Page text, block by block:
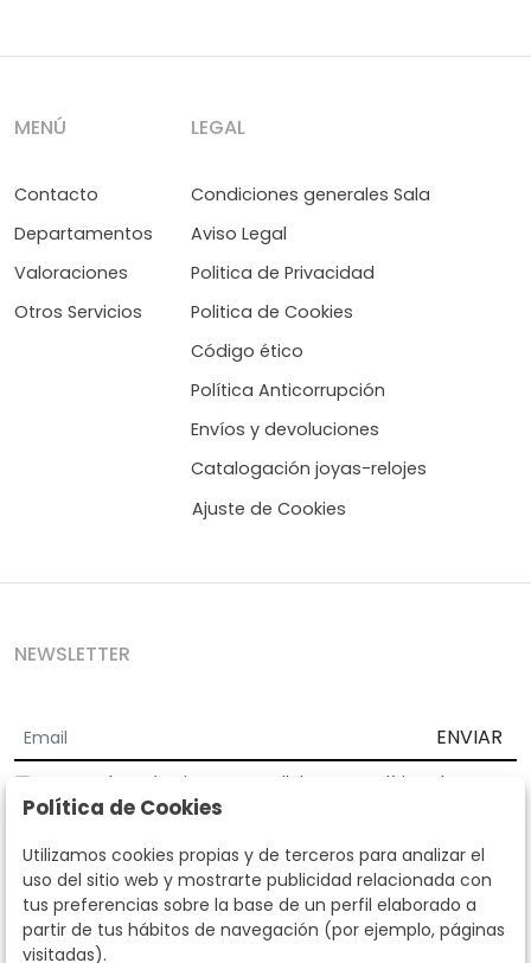
MENÚ
Contacto
Departamentos
Valoraciones
Otros Servicios
LEGAL
Condiciones generales Sala
Aviso Legal
Politica de Privacidad
Politica de Cookies
Código ético
Política Anticorrupción
Envíos y devoluciones
Catalogación joyas-relojes
Ajuste de Cookies
NEWSLETTER
ENVIAR
Acepto los Términos y Condiciones
Política de
privacidad
Según la LOPD y disposiciones de desarrollo, informamos que sus
datos personales serán tratados por parte de Subastas Segre con la
finalidad de gestionar la relación comercial. Puede ejercitar los
derechos de acceso, rectificación, cancelación, oposición y demás
derechos en los términos establecidos en la normativa vigente
dirigiéndote a nosotros. Asimismo, nos puede solicitar el envío de
Política de Cookies
Utilizamos cookies propias y de terceros para analizar el
uso del sitio web y mostrarte publicidad relacionada con
tus preferencias sobre la base de un perfil elaborado a
partir de tus hábitos de navegación (por ejemplo, páginas
visitadas).